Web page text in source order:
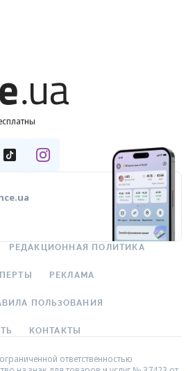
РЕДАКЦИОННАЯ ПОЛИТИКА
РЕКЛАМА
ПОЛЬЗОВАНИЯ
КОНТАКТЫ
ответственностью